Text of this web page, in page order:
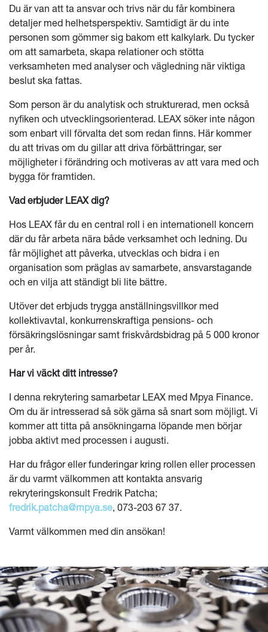
Du är van att ta ansvar och trivs när du får kombinera
detaljer med helhetsperspektiv. Samtidigt är du inte
personen som gömmer sig bakom ett kalkylark. Du tycker
om att samarbeta, skapa relationer och stötta
verksamheten med analyser och vägledning när viktiga
beslut ska fattas.
Som person är du analytisk och strukturerad, men också
nyfiken och utvecklingsorienterad. LEAX söker inte någon
som enbart vill förvalta det som redan finns. Här kommer
du att trivas om du gillar att driva förbättringar, ser
möjligheter i förändring och motiveras av att vara med och
bygga för framtiden.
Vad erbjuder LEAX dig?
Hos LEAX får du en central roll i en internationell koncern
där du får arbeta nära både verksamhet och ledning. Du
får möjlighet att påverka, utvecklas och bidra i en
organisation som präglas av samarbete, ansvarstagande
och en vilja att ständigt bli lite bättre.
Utöver det erbjuds trygga anställningsvillkor med
kollektivavtal, konkurrenskraftiga pensions- och
försäkringslösningar samt friskvårdsbidrag på 5 000 kronor
per år.
Har vi väckt ditt intresse?
I denna rekrytering samarbetar LEAX med Mpya Finance.
Om du är intresserad så sök gärna så snart som möjligt. Vi
kommer att titta på ansökningarna löpande men börjar
jobba aktivt med processen i augusti.
Har du frågor eller funderingar kring rollen eller processen
är du varmt välkommen att kontakta ansvarig
rekryteringskonsult Fredrik Patcha;
fredrik.patcha@mpya.se, 073-203 67 37.
Varmt välkommen med din ansökan!